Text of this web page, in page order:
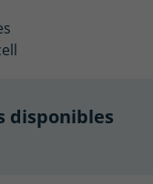
disponibles